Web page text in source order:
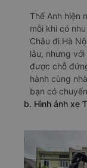
Thế Anh hiện
mỗi khi có
Châu đi Hà
lâu, nhưng
được chỗ
hành cùng
bạn có
b. Hình ảnh xe